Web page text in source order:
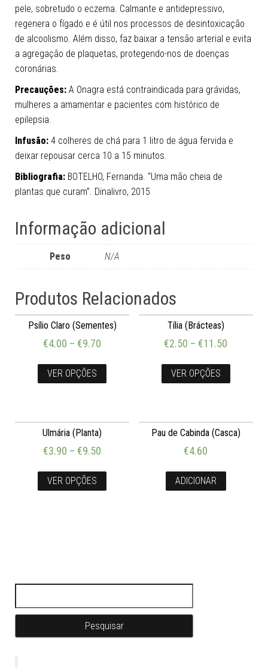
pele, sobretudo o eczema. Calmante e antidepressivo,
regenera o fígado e é útil nos processos de desintoxicação
de alcoolismo. Além disso, faz baixar a tensão arterial e evita
a agregação de plaquetas, protegendo-nos de doenças
coronárias.
Precauções: A Onagra está contraindicada para grávidas,
mulheres a amamentar e pacientes com histórico de
epilepsia.
Infusão: 4 colheres de chá para 1 litro de água fervida e
deixar repousar cerca 10 a 15 minutos.
Bibliografia: BOTELHO, Fernanda. “Uma mão cheia de
plantas que curam”. Dinalivro, 2015
Informação adicional
Peso N/A
Produtos Relacionados
Psílio Claro (Sementes)
€4.00 –€9.70
VER OPÇÕES
Tília (Brácteas)
€2.50 –€11.50
VER OPÇÕES
Ulmária (Planta)
€3.90 –€9.50
VER OPÇÕES
Pau de Cabinda (Casca)
€4.60
ADICIONAR